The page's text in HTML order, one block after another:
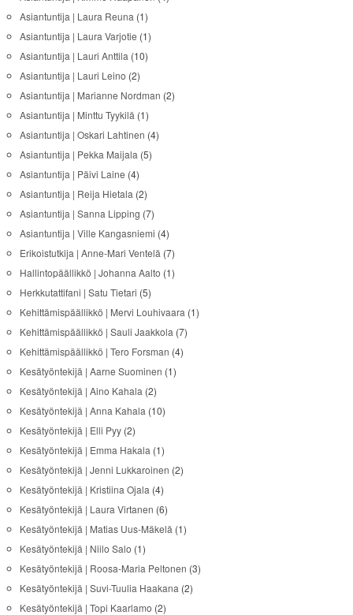
Asiantuntija | Laura Reuna (1)
Asiantuntija | Laura Varjotie (1)
Asiantuntija | Lauri Anttila (10)
Asiantuntija | Lauri Leino (2)
Asiantuntija | Marianne Nordman (2)
Asiantuntija | Minttu Tyykilä (1)
Asiantuntija | Oskari Lahtinen (4)
Asiantuntija | Pekka Maijala (5)
Asiantuntija | Päivi Laine (4)
Asiantuntija | Reija Hietala (2)
Asiantuntija | Sanna Lipping (7)
Asiantuntija | Ville Kangasniemi (4)
Erikoistutkija | Anne-Mari Ventelä (7)
Hallintopäällikkö | Johanna Aalto (1)
Herkkutattifani | Satu Tietari (5)
Kehittämispäällikkö | Mervi Louhivaara (1)
Kehittämispäällikkö | Sauli Jaakkola (7)
Kehittämispäällikkö | Tero Forsman (4)
Kesätyöntekijä | Aarne Suominen (1)
Kesätyöntekijä | Aino Kahala (2)
Kesätyöntekijä | Anna Kahala (10)
Kesätyöntekijä | Elli Pyy(2)
Kesätyöntekijä | Emma Hakala (1)
Kesätyöntekijä | Jenni Lukkaroinen (2)
Kesätyöntekijä | Kristiina Ojala (4)
Kesätyöntekijä | Laura Virtanen (6)
Kesätyöntekijä | Matias Uus-Mäkelä (1)
Kesätyöntekijä | Niilo Salo (1)
Kesätyöntekijä | Roosa-Maria Peltonen (3)
Kesätyöntekijä | Suvi-Tuulia Haakana (2)
Kesätyöntekijä | Topi Kaarlamo (2)